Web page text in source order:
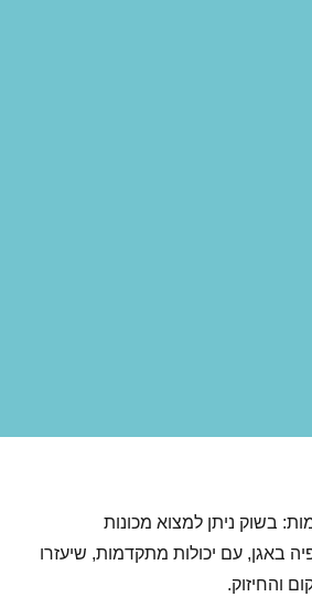
בשוק ניתן למצוא מכונות
באגן, עם יכולות מתקדמות, שיעזרו
והחיזוק.